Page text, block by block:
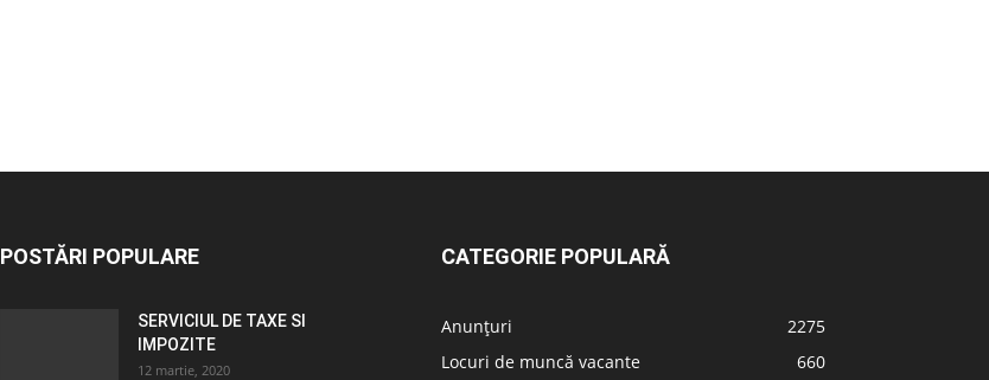
POSTĂRI POPULARE
SERVICIUL DE TAXE SI
IMPOZITE
12 martie, 2020
CATEGORIE POPULARĂ
Anunțuri
2275
Locuri de muncă vacante
660